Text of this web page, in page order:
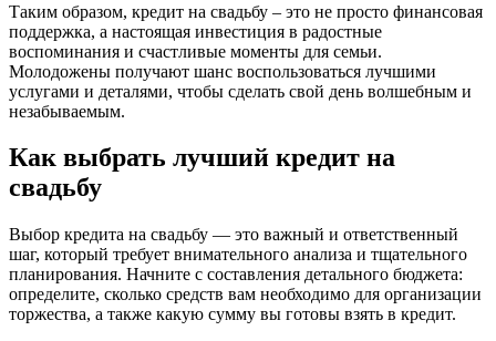
Таким образом, кредит на свадьбу – это не просто финансовая
поддержка, а настоящая инвестиция в радостные
воспоминания и счастливые моменты для семьи.
Молодожены получают шанс воспользоваться лучшими
услугами и деталями, чтобы сделать свой день волшебным и
незабываемым.
Как выбрать лучший кредит на
свадьбу
Выбор кредита на свадьбу — это важный и ответственный
шаг, который требует внимательного анализа и тщательного
планирования. Начните с составления детального бюджета:
определите, сколько средств вам необходимо для организации
торжества, а также какую сумму вы готовы взять в кредит.